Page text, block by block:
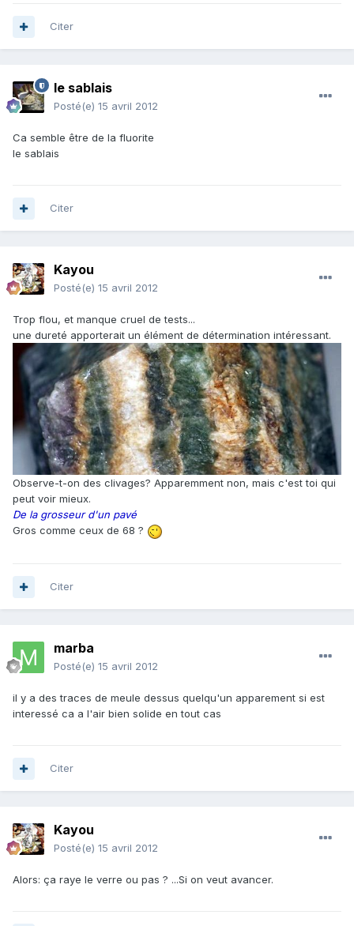
Citer
le sablais
Posté(e) 15 avril 2012
Ca semble être de la fluorite
le sablais
Citer
Kayou
Posté(e) 15 avril 2012
Trop flou, et manque cruel de tests...
une dureté apporterait un élément de détermination intéressant.
Observe-t-on des clivages? Apparemment non, mais c'est toi qui
peut voir mieux.
De la grosseur d'un pavé
Gros comme ceux de 68 ?
Citer
marba
Posté(e) 15 avril 2012
il y a des traces de meule dessus quelqu'un apparement si est
interessé ca a l'air bien solide en tout cas
Citer
Kayou
Posté(e) 15 avril 2012
Alors: ça raye le verre ou pas ? ...Si on veut avancer.